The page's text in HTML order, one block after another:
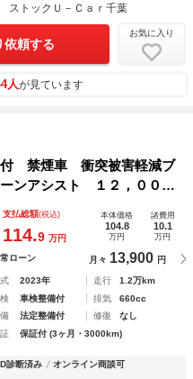
ストックＵ－Ｃａｒ千葉
依頼する
お気に入り
人が見ています
禁煙車 衝突被害軽減ブ
ンアシスト １２，０００
ラー プッシュスタート
済車 故障診断済
支払総額(税込)
114.9 万円
本体価格
104.8
万円
諸費用
10.1
万円
ローン 月々 13,900 円
2023年 走行
1.2万km
車検整備付 排気
660cc
法定整備付 修復
なし
保証付 (3ヶ月・3000km)
診断済み
オンライン商談可